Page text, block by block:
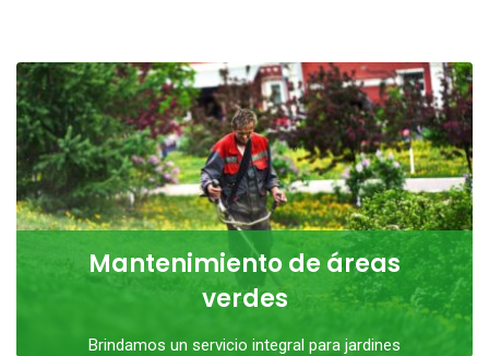
Mantenimiento de áreas
verdes
Brindamos un servicio integral para jardines